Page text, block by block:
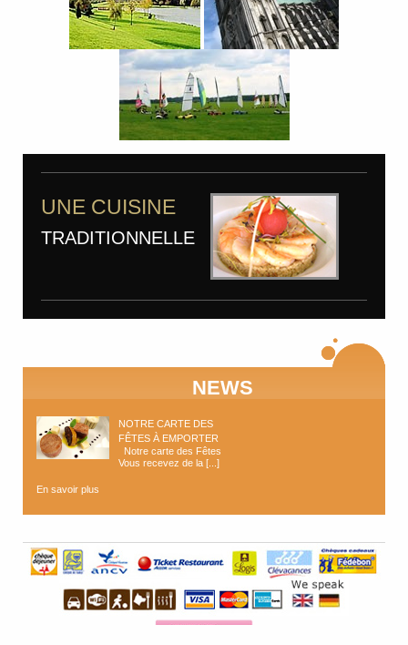
UNE CUISINE
TRADITIONNELLE
NEWS
NOTRE CARTE DES
FÊTES À EMPORTER
Notre carte des Fêtes
Vous recevez de la [...]
En savoir plus